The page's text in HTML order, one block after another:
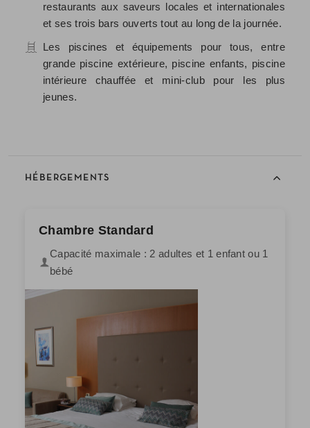
restaurants aux saveurs locales et internationales
et ses trois bars ouverts tout au long de la journée.
Les piscines et équipements pour tous, entre
grande piscine extérieure, piscine enfants, piscine
intérieure chauffée et mini-club pour les plus
jeunes.
HÉBERGEMENTS
Chambre Standard
Capacité maximale : 2 adultes et 1 enfant ou 1
bébé